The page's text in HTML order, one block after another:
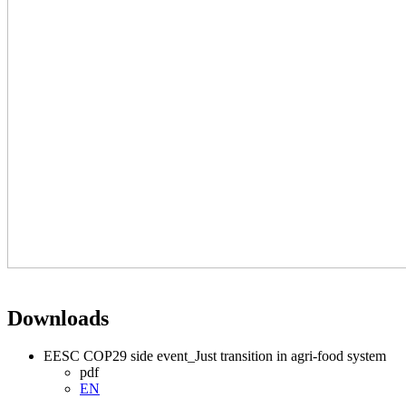
Downloads
EESC COP29 side event_Just transition in agri-food system
pdf
EN